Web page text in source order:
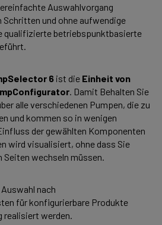
Auswahlvorgang
Schritten und ohne aufwendige
qualifizierte betriebspunktbasierte
6 ist die Einheit von
. Damit Behalten Sie
alle verschiedenen Pumpen, die zu
und kommen so in wenigen
der gewählten Komponenten
wird visualisiert, ohne dass Sie
wechseln müssen.
nach
für konfigurierbare Produkte
realisiert werden.